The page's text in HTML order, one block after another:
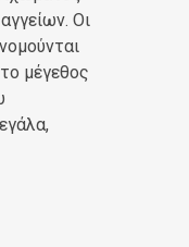
Οι
μέγεθος